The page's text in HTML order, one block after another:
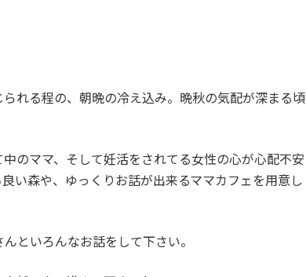
れる程の、朝晩の冷え込み。晩秋の気配が深まる頃
のママ、そして妊活をされてる女性の心が心配不安
い森や、ゆっくりお話が出来るママカフェを用意し
といろんなお話をして下さい。